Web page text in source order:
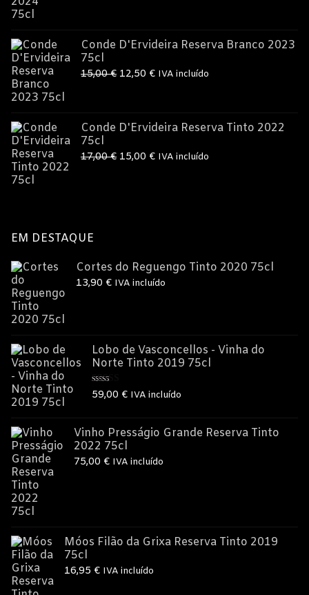
Conde D'Ervideira Reserva Branco 2023
75cl
15,00€ O
era:
12,50 €O
é:
IVA incluído
Conde D'Ervideira Reserva Tinto 2022
75cl
17,00€ O
15,00 €OIVA incluído
EM DESTAQUE
Cortes do Reguengo Tinto 2020 75cl
13,90 € IVA incluído
Lobo de Vasconcellos - Vinha do
Norte Tinto 2019 75cl
Avaliação
5.00de 5
59,00 € IVA incluído
Vinho Presságio Grande Reserva Tinto
2022 75cl
75,00 € IVA incluído
Móos Filão da Grixa Reserva Tinto 2019
75cl
16,95 € IVA incluído